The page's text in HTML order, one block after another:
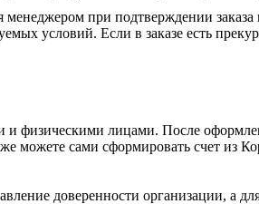
менеджером при подтверждении
условий. Если в заказе есть
и физическими лицами. После
можете сами сформировать счет из
доверенности организации, а